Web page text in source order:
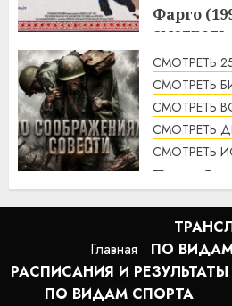
Фарго
1:49
СМОТРЕТЬ
СМОТРЕТЬ
СМОТРЕТЬ
СМОТРЕТЬ
СМОТРЕТЬ
По
(2016) /
1:12
Главная
ПО
РАСПИСАНИЯ И РЕЗУЛЬТАТЫ
ПО ВИДАМ СПОРТА